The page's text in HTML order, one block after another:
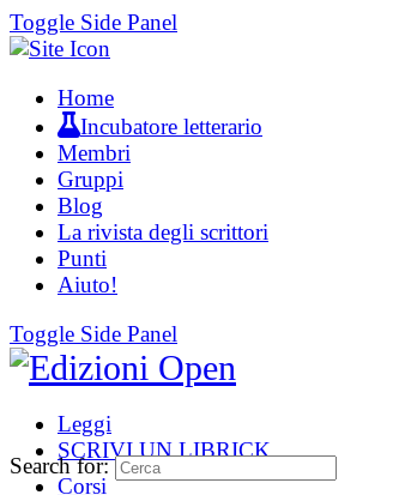
Toggle Side Panel
Home
Incubatore letterario
Membri
Gruppi
Blog
La rivista degli scrittori
Punti
Aiuto!
Toggle Side Panel
Leggi
SCRIVI UN LIBRICK
Corsi
Search for: